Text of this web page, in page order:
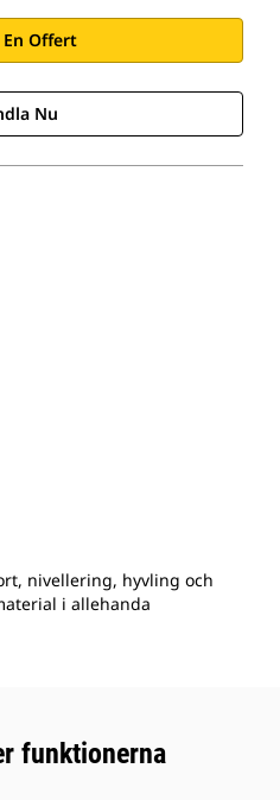
En Offert
Nu
nivellering, hyvling och
i allehanda
funktionerna